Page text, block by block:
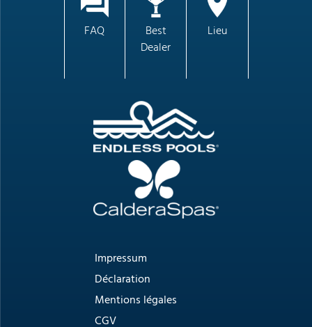
FAQ
Best
Dealer
Lieu
Impressum
Déclaration
Mentions légales
CGV